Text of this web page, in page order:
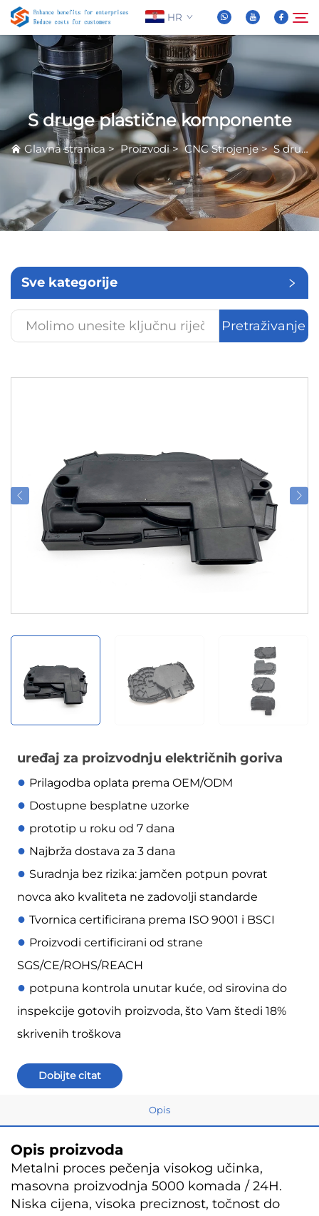
HR
O nama
Proizvodi
Novice
Često Postavljana Pitanja
Kontaktiraj nas
Pretraživanje
S druge plastične komponente
Glavna stranica >Proizvodi> CNC Strojenje>S druge plastične komponente
Sve kategorije
Pretraživanje
uređaj za proizvodnju električnih goriva
● Prilagodba oplata prema OEM/ODM
● Dostupne besplatne uzorke
● prototip u roku od 7 dana
● Najbrža dostava za 3 dana
● Suradnja bez rizika: jamčen potpun povrat
novca ako kvaliteta ne zadovolji standarde
● Tvornica certificirana prema ISO 9001 i BSCI
● Proizvodi certificirani od strane
SGS/CE/ROHS/REACH
● potpuna kontrola unutar kuće, od sirovina do
inspekcije gotovih proizvoda, što Vam štedi 18%
skrivenih troškova
Dobijte citat
Opis
Opis proizvoda
Metalni proces pečenja visokog učinka,
masovna proizvodnja 5000 komada / 24H.
Niska cijena, visoka preciznost, točnost do